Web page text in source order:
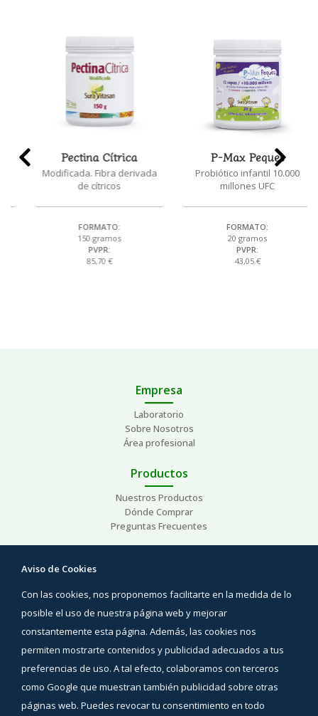
Pectina Cítrica
Modificada. Fibra derivada
de cítricos
FORMATO:
150 gramos
PVPR:
85,70 €
P-Max Peques
Probiótico infantil 10.000
millones UFC
FORMATO:
20 gramos
PVPR:
43,05 €
Empresa
Laboratorio
Sobre Nosotros
Área profesional
Productos
Nuestros Productos
Dónde Comprar
Preguntas Frecuentes
Áreas de interés
Contacto
Síguenos
Facebook
YouTube
Aviso de Cookies
Con las cookies, nos proponemos facilitarte en la medida de lo
posible el uso de nuestra página web y mejorar
constantemente esta página. Además, las cookies nos
permiten mostrarte contenidos y publicidad adecuados a tus
preferencias de uso. A tal efecto, colaboramos con terceros
como Google que muestran también publicidad sobre otras
páginas web. Puedes revocar tu consentimiento en todo